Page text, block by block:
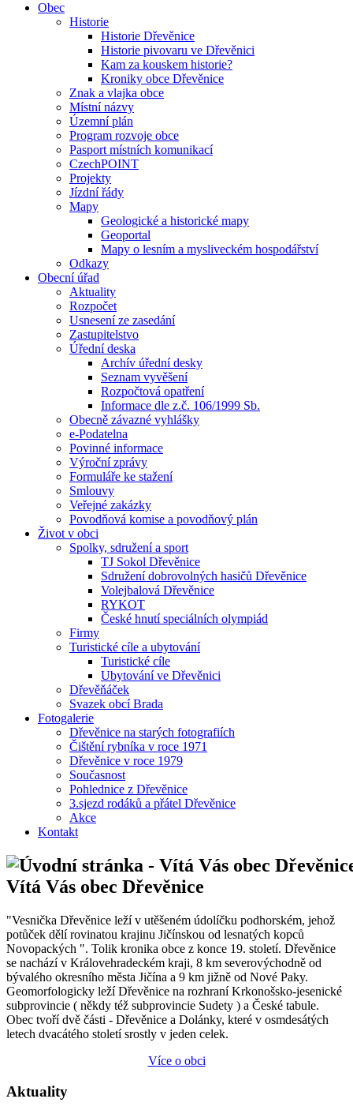
Obec
Historie
Historie Dřevěnice
Historie pivovaru ve Dřevěnici
Kam za kouskem historie?
Kroniky obce Dřevěnice
Znak a vlajka obce
Místní názvy
Územní plán
Program rozvoje obce
Pasport místních komunikací
CzechPOINT
Projekty
Jízdní řády
Mapy
Geologické a historické mapy
Geoportal
Mapy o lesním a mysliveckém hospodářství
Odkazy
Obecní úřad
Aktuality
Rozpočet
Usnesení ze zasedání
Zastupitelstvo
Úřední deska
Archív úřední desky
Seznam vyvěšení
Rozpočtová opatření
Informace dle z.č. 106/1999 Sb.
Obecně závazné vyhlášky
e-Podatelna
Povinné informace
Výroční zprávy
Formuláře ke stažení
Smlouvy
Veřejné zakázky
Povodňová komise a povodňový plán
Život v obci
Spolky, sdružení a sport
TJ Sokol Dřevěnice
Sdružení dobrovolných hasičů Dřevěnice
Volejbalová Dřevěnice
RYKOT
České hnutí speciálních olympiád
Firmy
Turistické cíle a ubytování
Turistické cíle
Ubytování ve Dřevěnici
Dřevěňáček
Svazek obcí Brada
Fotogalerie
Dřevěnice na starých fotografiích
Čištění rybníka v roce 1971
Dřevěnice v roce 1979
Současnost
Pohlednice z Dřevěnice
3.sjezd rodáků a přátel Dřevěnice
Akce
Kontakt
Vítá Vás obec Dřevěnice
"Vesnička Dřevěnice leží v utěšeném údolíčku podhorském, jehož
potůček dělí rovinatou krajinu Jičínskou od lesnatých kopců
Novopackých ". Tolik kronika obce z konce 19. století. Dřevěnice
se nachází v Královehradeckém kraji, 8 km severovýchodně od
bývalého okresního města Jičína a 9 km jižně od Nové Paky.
Geomorfologicky leží Dřevěnice na rozhraní Krkonošsko-jesenické
subprovincie ( někdy též subprovincie Sudety ) a České tabule.
Obec tvoří dvě části - Dřevěnice a Dolánky, které v osmdesátých
letech dvacátého století srostly v jeden celek.
Více o obci
Aktuality